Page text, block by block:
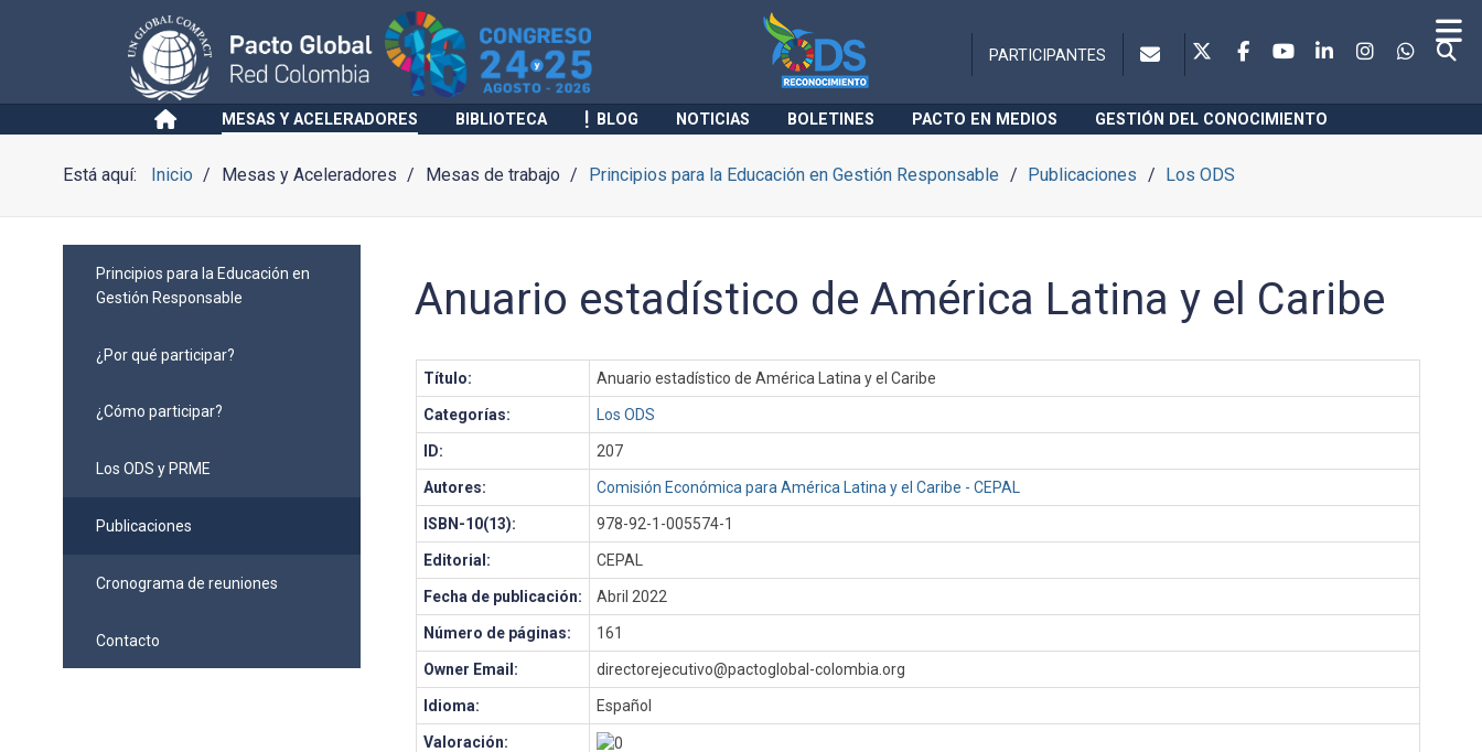
PARTICIPANTES
MESAS Y ACELERADORES BIBLIOTECA BLOG NOTICIAS BOLETINES PACTO EN MEDIOS GESTIÓN DEL CONOCIMIENTO
Está aquí: Inicio Mesas y Aceleradores Mesas de trabajo Principios para la Educación en Gestión Responsable Publicaciones Los ODS
Principios para la Educación en
Gestión Responsable
¿Por qué participar?
¿Cómo participar?
Los ODS y PRME
Publicaciones
Cronograma de reuniones
Contacto
Anuario estadístico de América Latina y el Caribe
Título: Anuario estadístico de América Latina y el Caribe
Categorías: Los ODS
ID: 207
Autores: Comisión Económica para América Latina y el Caribe - CEPAL
ISBN-10(13): 978-92-1-005574-1
Editorial: CEPAL
Fecha de publicación: Abril 2022
Número de páginas: 161
Owner Email: directorejecutivo@pactoglobal-colombia.org
Idioma: Español
Valoración: